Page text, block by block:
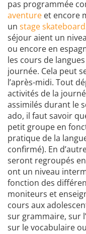
pas programmée
aventure et encore
un stage skateboard
séjour aient un
ou encore en
les cours de
journée. Cela peut
l’après-midi. Tout
activités de la
assimilés durant le
ado, il faut savoir
petit groupe en
pratique de la
confirmé). En
seront regroupés
ont un niveau
fonction des
moniteurs et
cours aux
sur grammaire, sur
sur le vocabulaire